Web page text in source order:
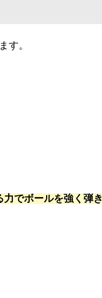
す。
でボールを強く弾き